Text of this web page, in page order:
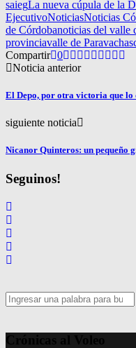
saiegLa nueva cúpula de la
EjecutivoNoticiasNoticias
de Córdobanoticias del valle
provinciavalle de
Compartir 0
Noticia anterior
El Depo, por otra victoria que lo
siguiente noticia
Nicanor Quinteros: un pequeño
Seguinos!
Search
for:
Crónicas al Voleo